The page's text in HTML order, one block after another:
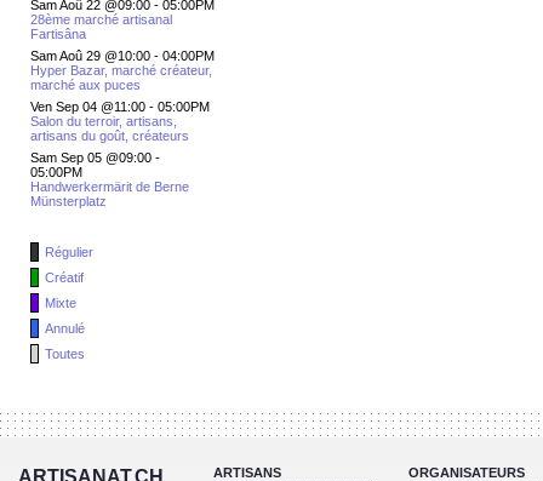
Sam Aoû 22 @09:00 - 05:00PM
28ème marché artisanal
Fartisâna
Sam Aoû 29 @10:00 - 04:00PM
Hyper Bazar, marché créateur,
marché aux puces
Ven Sep 04 @11:00 - 05:00PM
Salon du terroir, artisans,
artisans du goût, créateurs
Sam Sep 05 @09:00 -
05:00PM
Handwerkermärit de Berne
Münsterplatz
Régulier
Créatif
Mixte
Annulé
Toutes
ARTISANAT.CH ARTISANS ORGANISATEURS